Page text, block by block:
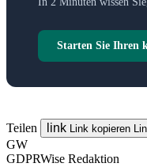
Starten Sie Ihren
Teilen link Link kopieren
GW
GDPRWise Redaktion